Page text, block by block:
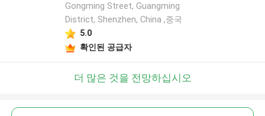
Gongming Street, Guangming
District, Shenzhen, China ,중국
5.0
확인된 공급자
더 많은 것을 전망하십시오